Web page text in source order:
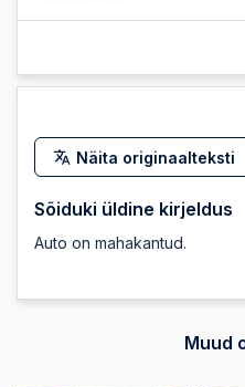
Näita originaalteksti
Sõiduki üldine kirjeldus
Auto on mahakantud.
Muud